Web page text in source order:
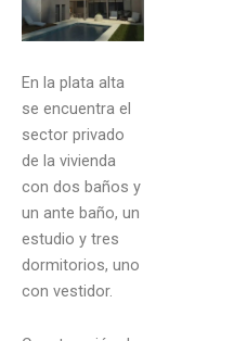
En la plata alta
se encuentra el
sector privado
de la vivienda
con dos baños y
un ante baño, un
estudio y tres
dormitorios, uno
con vestidor.